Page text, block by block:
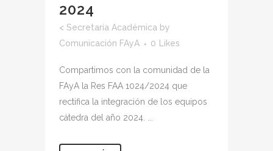
2024
< Secretaría Académica by
Comunicación FAyA
0 Likes
Compartimos con la comunidad de la
FAyA la Res FAA 1024/2024 que
rectifica la integración de los equipos
cátedra del año 2024. ...